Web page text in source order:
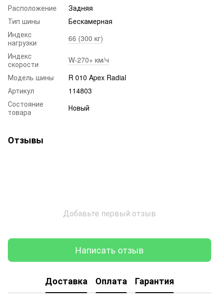
Расположение
Задняя
Тип шины
Бескамерная
Индекс
нагрузки
66 (300 кг)
Индекс
скорости
W-270+ км/ч
Модель шины
R 010 Apex Radial
Артикул
114803
Состояние
товара
Новый
Отзывы
Добавьте первый отзыв
Написать отзыв
Доставка Оплата Гарантия